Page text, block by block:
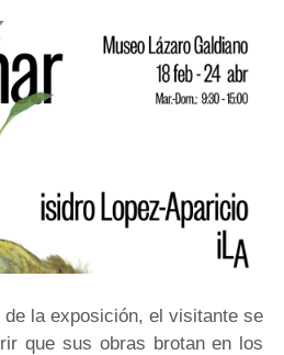
la exposición, el visitante se
que sus obras brotan en los